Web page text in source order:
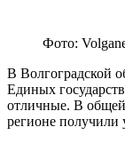
Фото:
В Волгоградской
Единых
отличные. В
регионе получили